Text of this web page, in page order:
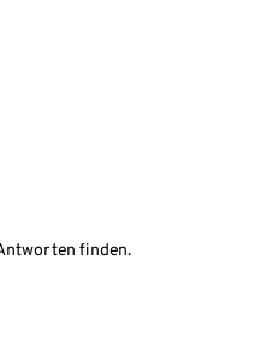
finden.